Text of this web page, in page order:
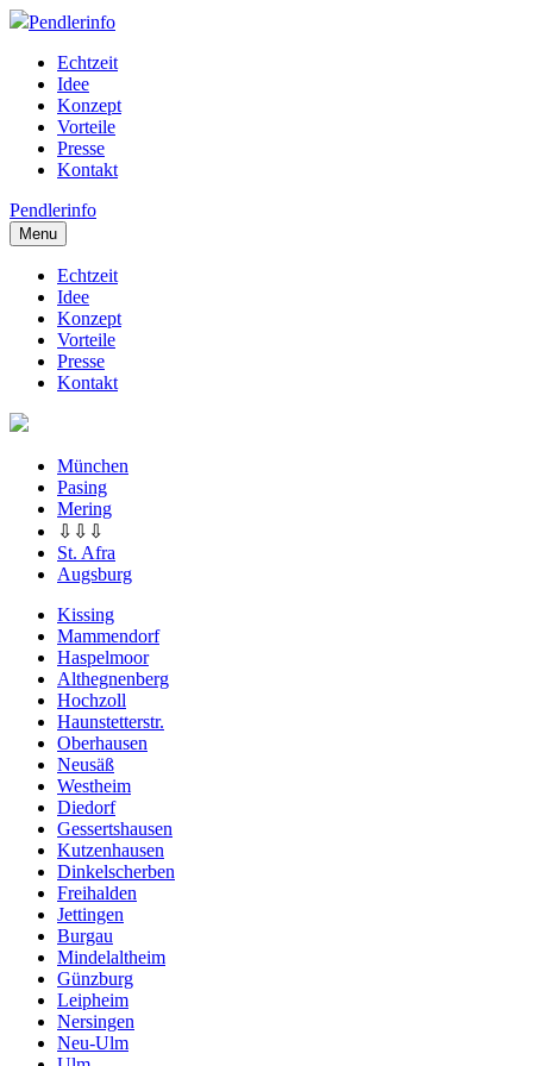
Pendlerinfo
Echtzeit
Idee
Konzept
Vorteile
Presse
Kontakt
Pendlerinfo
Menu
Echtzeit
Idee
Konzept
Vorteile
Presse
Kontakt
München
Pasing
Mering
⇩⇩⇩
St. Afra
Augsburg
Kissing
Mammendorf
Haspelmoor
Althegnenberg
Hochzoll
Haunstetterstr.
Oberhausen
Neusäß
Westheim
Diedorf
Gessertshausen
Kutzenhausen
Dinkelscherben
Freihalden
Jettingen
Burgau
Mindelaltheim
Günzburg
Leipheim
Nersingen
Neu-Ulm